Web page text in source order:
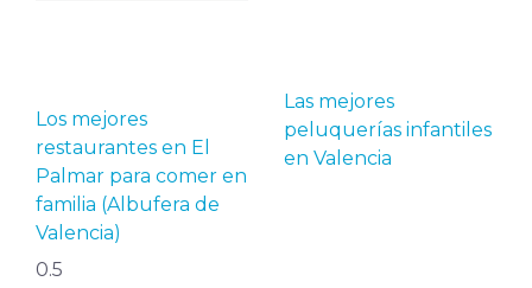
Los mejores
restaurantes en El
Palmar para comer en
familia (Albufera de
Valencia)
Las mejores
peluquerías infantiles
en Valencia